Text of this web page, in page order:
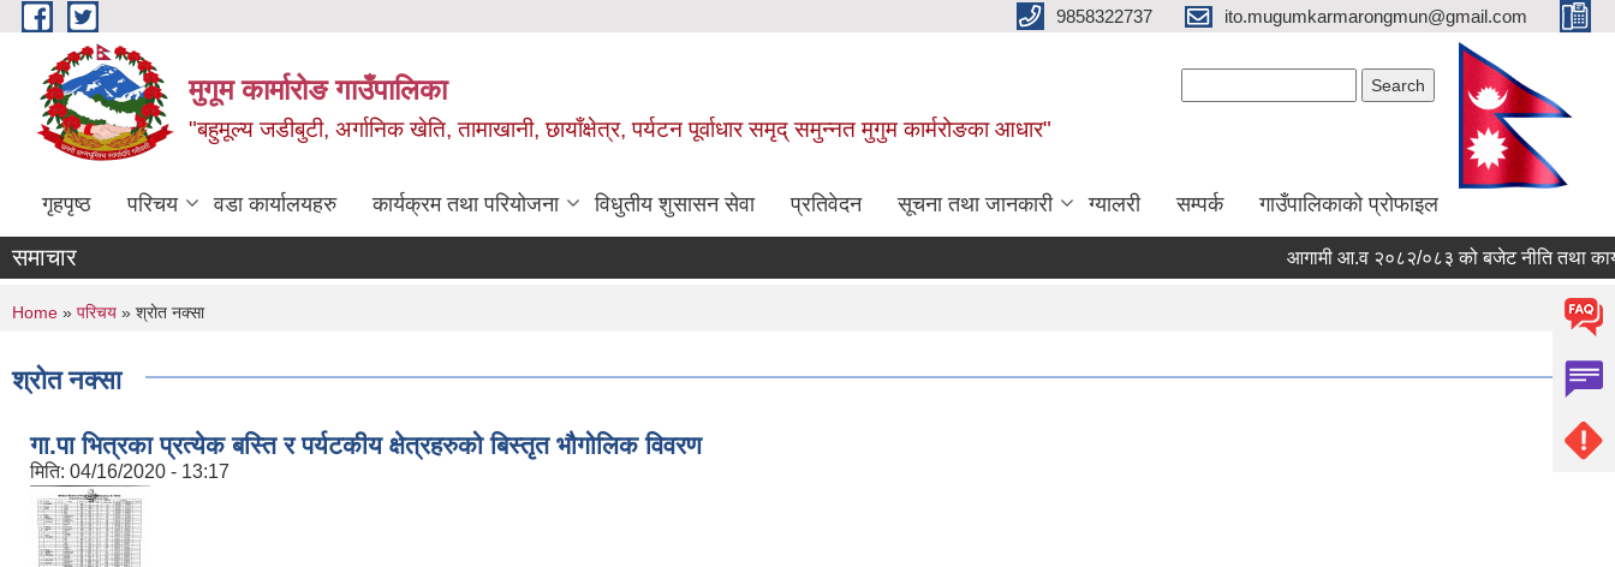
Skip to main content 9858322737 ito.mugumkarmarongmun@gmail.com
मुगूम कार्मारोङ गाउँपालिका
"बहुमूल्य जडीबुटी, अर्गानिक खेति, तामाखानी, छायाँक्षेत्र, पर्यटन पूर्वाधार समृद् समुन्नत मुगुम कार्मरोङका आधार"
गृहपृष्ठ परिचय वडा कार्यालयहरु कार्यक्रम तथा परियोजना विधुतीय शुसासन सेवा प्रतिवेदन सूचना तथा जानकारी ग्यालरी सम्पर्क गाउँपालिकाको प्रोफाइल
समाचार आगामी आ.व २०८२/०८३ को बजेट नीति तथा
You are here
Home » परिचय » श्रोत नक्सा
श्रोत नक्सा
गा.पा भित्रका प्रत्येक बस्ति र पर्यटकीय क्षेत्रहरुको बिस्तृत भौगोलिक विवरण
मिति: 04/16/2020 - 13:17